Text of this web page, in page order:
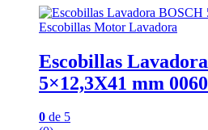
Escobillas Motor Lavadora
Escobillas
5×12,3X41 mm
0 de 5